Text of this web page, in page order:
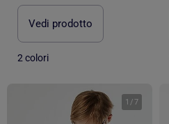
Vedi prodotto
2 colori
1 / 7